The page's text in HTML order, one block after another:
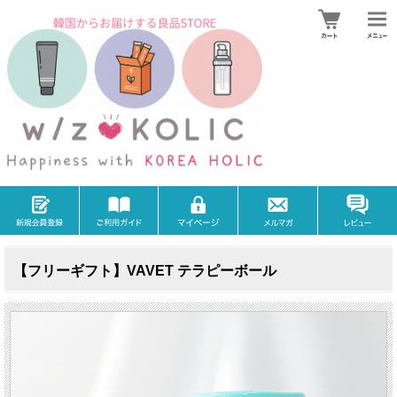
【フリーギフト】VAVET テラピーボール